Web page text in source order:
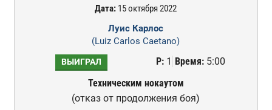
Дата: 15 октября 2022
Луис Карлос
(Luiz Carlos Caetano)
ВЫИГРАЛ Р:1 Время:5:00
Техническим нокаутом
(отказ от продолжения боя)